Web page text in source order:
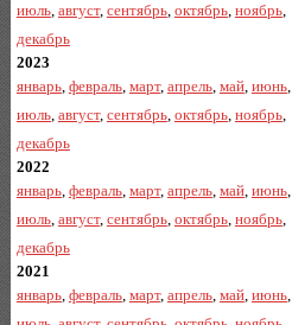
июль, август, сентябрь, октябрь, ноябрь,
декабрь
2023
январь, февраль, март, апрель, май, июнь,
июль, август, сентябрь, октябрь, ноябрь,
декабрь
2022
январь, февраль, март, апрель, май, июнь,
июль, август, сентябрь, октябрь, ноябрь,
декабрь
2021
январь, февраль, март, апрель, май, июнь,